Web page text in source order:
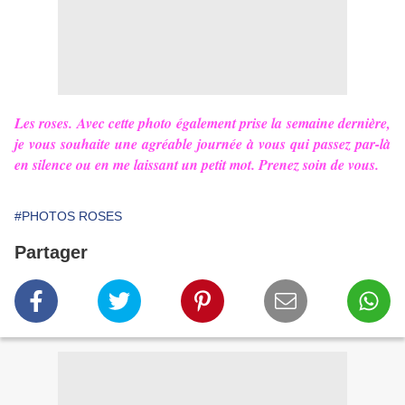
Les roses. Avec cette photo également prise la semaine dernière,
je vous souhaite une agréable journée à vous qui passez par-là
en silence ou en me laissant un petit mot. Prenez soin de vous.
#PHOTOS ROSES
Partager